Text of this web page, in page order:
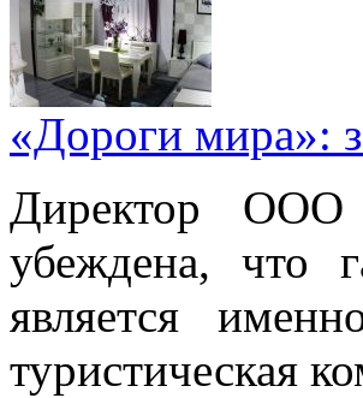
«Дороги мира»:
Директор
убеждена, что
является
туристическая